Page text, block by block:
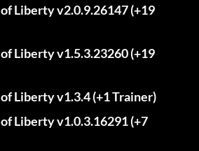
Liberty v2.0.9.26147 (+19
Liberty v1.5.3.23260 (+19
Liberty v1.3.4 (+1 Trainer)
Liberty v1.0.3.16291 (+7